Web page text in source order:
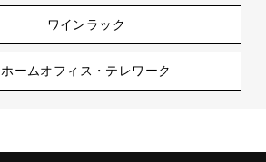
ワインラック
ホームオフィス・テレワーク